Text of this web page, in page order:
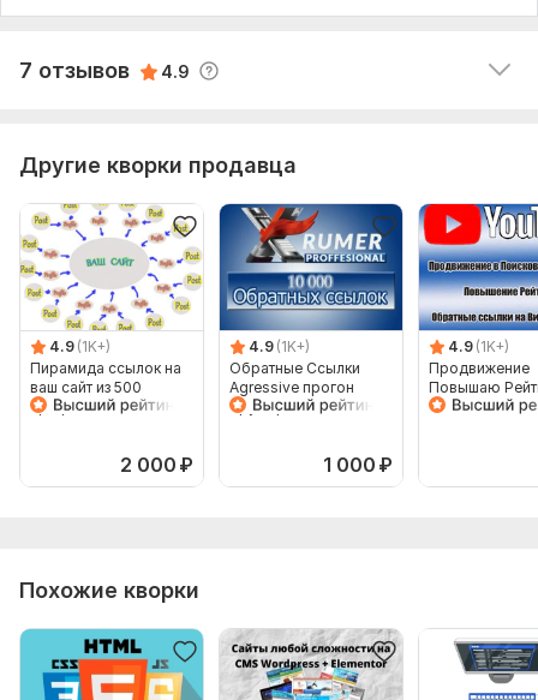
7 отзывов 4.9
Работа сделана, все вовремя. Будем смотреть,
Спасибо Дмитрию.
Другие кворки продавца
4.9 (1K+)
Пирамида ссылок на
ваш сайт из 500
профилей и 500
2 000 ₽
4.9 (1K+)
Обратные Ссылки
Agressive прогон
Хрумером
1 000 ₽
4.9 (1K+)
Продвижение
Повышаю
Youtube 1000
Похожие кворки